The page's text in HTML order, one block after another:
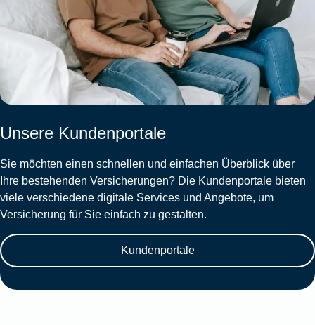
Unsere Kundenportale
Sie möchten einen schnellen und einfachen Überblick über
Ihre bestehenden Versicherungen? Die Kundenportale bieten
viele verschiedene digitale Services und Angebote, um
Versicherung für Sie einfach zu gestalten.
Kundenportale